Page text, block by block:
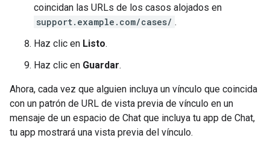
coincidan las URLs de los casos alojados en
support.example.com/cases/ .
Haz clic en Listo.
Haz clic en Guardar.
Ahora, cada vez que alguien incluya un vínculo que coincida
con un patrón de URL de vista previa de vínculo en un
mensaje de un espacio de Chat que incluya tu app de Chat,
tu app mostrará una vista previa del vínculo.